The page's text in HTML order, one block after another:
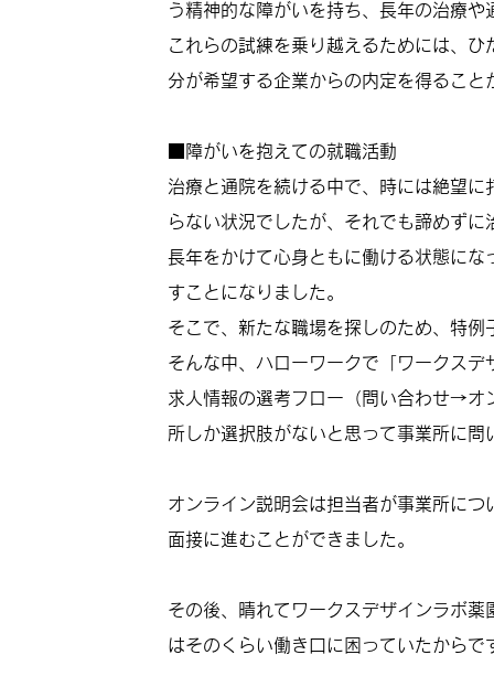
う精神的な障がいを持ち、長年の治療や
これらの試練を乗り越えるためには、
分が希望する企業からの内定を得ること
■障がいを抱えての就職活動
治療と通院を続ける中で、時には絶望
らない状況でしたが、それでも諦めずに
長年をかけて心身ともに働ける状態に
すことになりました。
そこで、新たな職場を探しのため、特
そんな中、ハローワークで「ワークスデ
求人情報の選考フロー（問い合わせ→
所しか選択肢がないと思って事業所に問
オンライン説明会は担当者が事業所に
面接に進むことができました。
その後、晴れてワークスデザインラボ
はそのくらい働き口に困っていたからで